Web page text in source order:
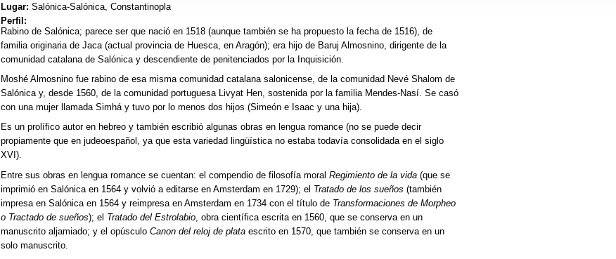
Lugar: Salónica-Salónica, Constantinopla
Perfil:
Rabino de Salónica; parece ser que nació en 1518 (aunque también se ha propuesto la fecha de 1516), de
familia originaria de Jaca (actual provincia de Huesca, en Aragón); era hijo de Baruj Almosnino, dirigente de la
comunidad catalana de Salónica y descendiente de penitenciados por la Inquisición.
Moshé Almosnino fue rabino de esa misma comunidad catalana salonicense, de la comunidad Nevé Shalom de
Salónica y, desde 1560, de la comunidad portuguesa Livyat Hen, sostenida por la familia Mendes-Nasí. Se casó
con una mujer llamada Simhá y tuvo por lo menos dos hijos (Simeón e Isaac y una hija).
Es un prolífico autor en hebreo y también escribió algunas obras en lengua romance (no se puede decir
propiamente que en judeoespañol, ya que esta variedad lingüística no estaba todavía consolidada en el siglo
XVI).
Entre sus obras en lengua romance se cuentan: el compendio de filosofía moral Regimiento de la vida (que se
imprimió en Salónica en 1564 y volvió a editarse en Amsterdam en 1729); el Tratado de los sueños (también
impresa en Salónica en 1564 y reimpresa en Amsterdam en 1734 con el título de Transformaciones de Morpheo
o Tractado de sueños); el Tratado del Estrolabio , obra científica escrita en 1560, que se conserva en un
manuscrito aljamiado; y el opúsculo Canon del reloj de plata escrito en 1570, que también se conserva en un
solo manuscrito.